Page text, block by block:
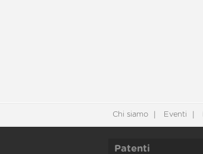
Chi siamo Eventi
Patenti